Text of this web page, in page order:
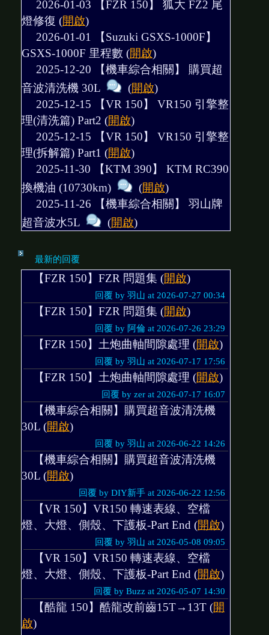
2026-01-03 【FZR 150】 狐大 FZ2 尾
燈修復 (開啟)
2026-01-01 【Suzuki GSXS-1000F】
GSXS-1000F 里程數 (開啟)
2025-12-20 【機車綜合相關】 購買超
音波清洗機 30L
(開啟)
2025-12-15 【VR 150】 VR150 引擎整
理(清洗篇) Part2 (開啟)
2025-12-15 【VR 150】 VR150 引擎整
理(拆解篇) Part1 (開啟)
2025-11-30 【KTM 390】 KTM RC390
換機油 (10730km)
(開啟)
2025-11-26 【機車綜合相關】 羽山牌
超音波水5L
(開啟)
最新的回覆
【FZR 150】FZR 問題集 (開啟)
回覆 by 羽山 at 2026-07-27 00:34
【FZR 150】FZR 問題集 (開啟)
回覆 by 阿倫 at 2026-07-26 23:29
【FZR 150】土炮曲軸間隙處理 (開啟)
回覆 by 羽山 at 2026-07-17 17:56
【FZR 150】土炮曲軸間隙處理 (開啟)
回覆 by zer at 2026-07-17 16:07
【機車綜合相關】購買超音波清洗機
30L (開啟)
回覆 by 羽山 at 2026-06-22 14:26
【機車綜合相關】購買超音波清洗機
30L (開啟)
回覆 by DIY新手 at 2026-06-22 12:56
【VR 150】VR150 轉速表線、空檔
燈、大燈、側殼、下護板-Part End (開啟)
回覆 by 羽山 at 2026-05-08 09:05
【VR 150】VR150 轉速表線、空檔
燈、大燈、側殼、下護板-Part End (開啟)
回覆 by Buzz at 2026-05-07 14:30
【酷龍 150】酷龍改前齒15T→13T (開
啟)